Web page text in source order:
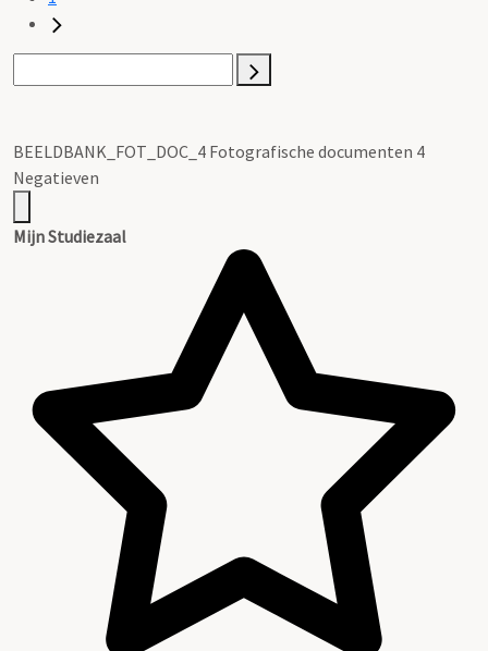
BEELDBANK_FOT_DOC_4 Fotografische documenten 4
Negatieven
Mijn Studiezaal